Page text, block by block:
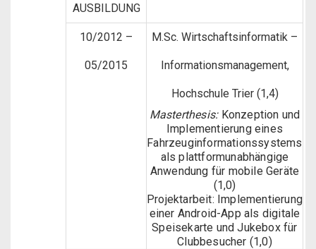
AUSBILDUNG
10/2012 –
05/2015
M.Sc. Wirtschaftsinformatik –
Informationsmanagement,
Hochschule Trier (1,4)
Masterthesis: Konzeption und
Implementierung eines
Fahrzeuginformationssystems
als plattformunabhängige
Anwendung für mobile Geräte
(1,0)
Projektarbeit: Implementierung
einer Android-App als digitale
Speisekarte und Jukebox für
Clubbesucher (1,0)